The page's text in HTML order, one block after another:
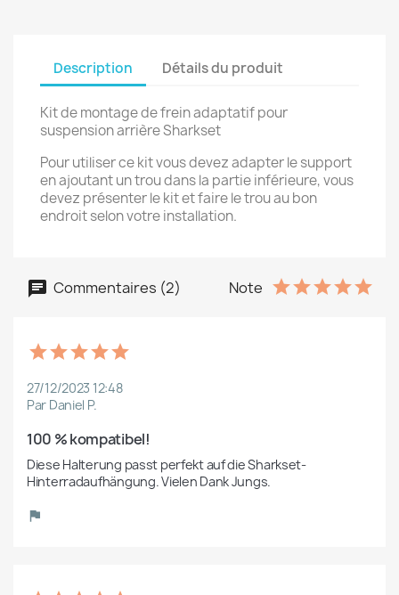
Description Détails du produit
Kit de montage de frein adaptatif pour
suspension arrière Sharkset
Pour utiliser ce kit vous devez adapter le support
en ajoutant un trou dans la partie inférieure, vous
devez présenter le kit et faire le trou au bon
endroit selon votre installation.
Commentaires (2) Note
27/12/2023 12:48
Par Daniel P.
100 % kompatibel!
Diese Halterung passt perfekt auf die Sharkset-
Hinterradaufhängung. Vielen Dank Jungs.